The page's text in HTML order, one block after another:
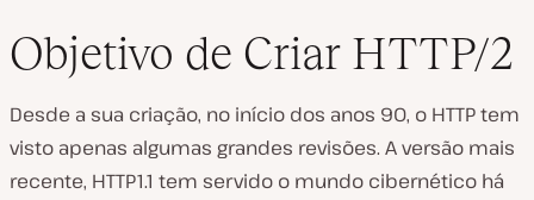
Objetivo de Criar HTTP/2
Desde a sua criação, no início dos anos 90, o HTTP tem
visto apenas algumas grandes revisões. A versão mais
recente, HTTP1.1 tem servido o mundo cibernético há